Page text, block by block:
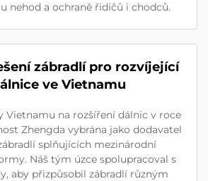
nehod a ochraně řidičů i chodců.
zábradlí pro rozvíjející
ve Vietnamu
Vietnamu na rozšíření dálnic v roce
Zhengda vybrána jako dodavatel
splňujících mezinárodní
Náš tým úzce spolupracoval s
aby přizpůsobil zábradlí různým